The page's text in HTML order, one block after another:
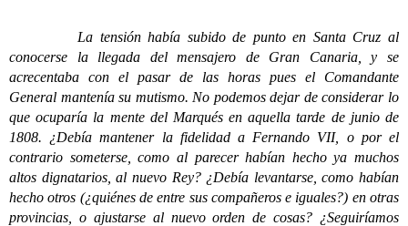
La tensión había subido de punto en Santa Cruz al
conocerse la llegada del mensajero de Gran Canaria, y se
acrecentaba con el pasar de las horas pues el Comandante
General mantenía su mutismo. No podemos dejar de considerar lo
que ocuparía la mente del Marqués en aquella tarde de junio de
1808. ¿Debía mantener la fidelidad a Fernando VII, o por el
contrario someterse, como al parecer habían hecho ya muchos
altos dignatarios, al nuevo Rey? ¿Debía levantarse, como habían
hecho otros (¿quiénes de entre sus compañeros e iguales?) en otras
provincias, o ajustarse al nuevo orden de cosas? ¿Seguiríamos